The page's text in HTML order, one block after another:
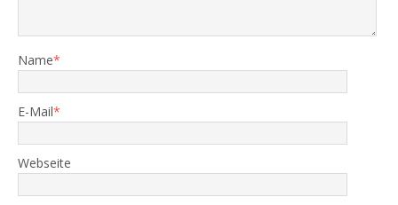
Name*
E-Mail*
Webseite